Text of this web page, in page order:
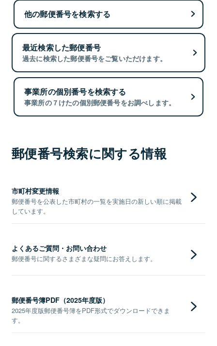
他の郵便番号を検索する
最近検索した郵便番号
過去に検索した郵便番号をご覧いただけます。
事業所の個別番号を検索する
事業所の７けたの個別郵便番号をお調べします。
郵便番号検索に関する情報
市町村変更情報
郵便番号を公表した市町村の一覧を実施日の新しい順に掲載
しています。
よくあるご質問・お問い合わせ
郵便番号に関するさまざまな疑問にお答えします。
郵便番号簿PDF（2025年度版）
2025年度版郵便番号簿をPDF形式でダウンロードできま
す。